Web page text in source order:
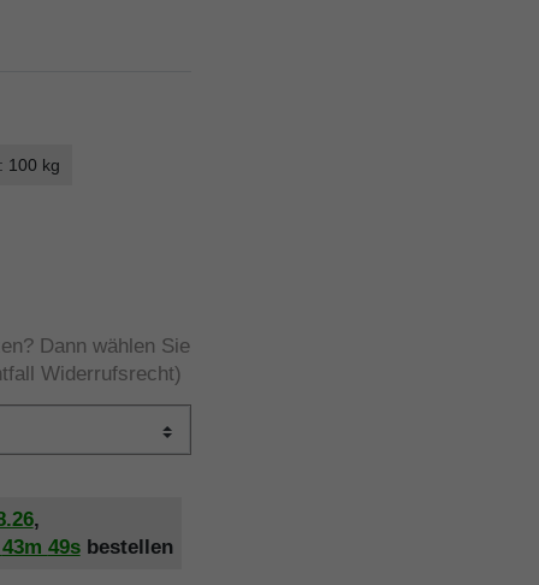
100 kg
Dann wählen Sie
Widerrufsrecht)
,
43m 48sbestellen